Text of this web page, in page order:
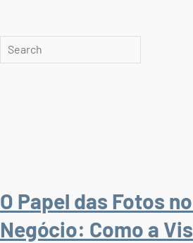
O Papel das Fotos
Negócio: Como a